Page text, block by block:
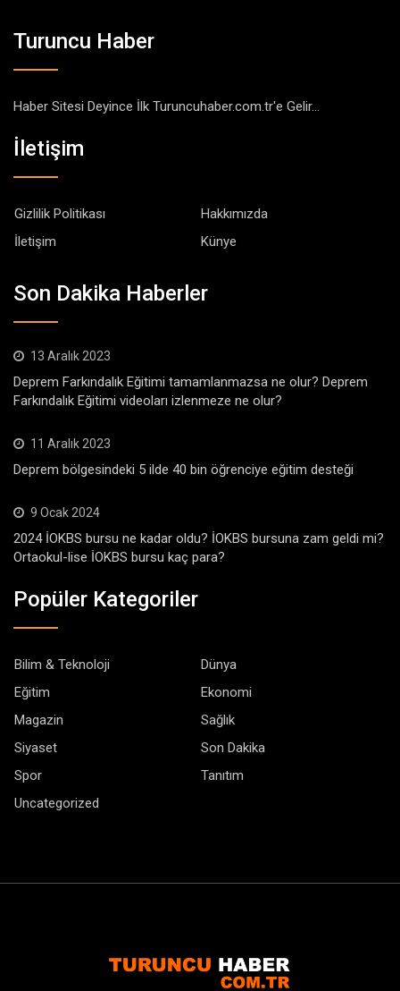
Turuncu Haber
Haber Sitesi Deyince İlk Turuncuhaber.com.tr'e Gelir...
İletişim
Gizlilik Politikası
Hakkımızda
İletişim
Künye
Son Dakika Haberler
13 Aralık 2023
Deprem Farkındalık Eğitimi tamamlanmazsa ne olur? Deprem
Farkındalık Eğitimi videoları izlenmeze ne olur?
11 Aralık 2023
Deprem bölgesindeki 5 ilde 40 bin öğrenciye eğitim desteği
9 Ocak 2024
2024 İOKBS bursu ne kadar oldu? İOKBS bursuna zam geldi mi?
Ortaokul-lise İOKBS bursu kaç para?
Popüler Kategoriler
Bilim & Teknoloji
Dünya
Eğitim
Ekonomi
Magazin
Sağlık
Siyaset
Son Dakika
Spor
Tanıtım
Uncategorized